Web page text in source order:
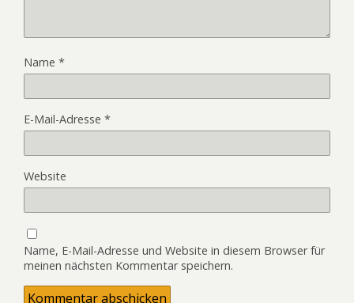
Name *
E-Mail-Adresse *
Website
Name, E-Mail-Adresse und Website in diesem Browser für
meinen nächsten Kommentar speichern.